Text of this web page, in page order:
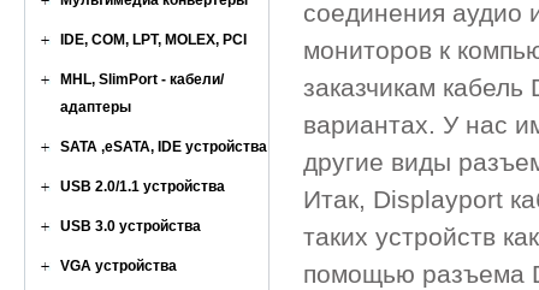
IDE, COM, LPT, MOLEX, PCI
MHL, SlimPort - кабели/
адаптеры
SATA ,eSATA, IDE устройства
USB 2.0/1.1 устройства
USB 3.0 устройства
VGA устройства
соединения аудио
мониторов к
заказчикам
вариантах. У нас
другие виды
Итак, Displayport
таких устройств
помощью разъема